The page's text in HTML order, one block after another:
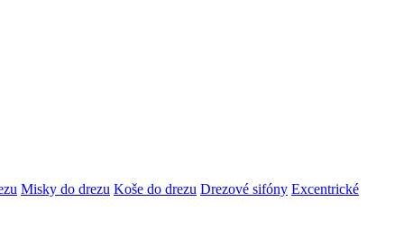
Misky do drezu Koše do drezu Drezové sifóny Excentrické